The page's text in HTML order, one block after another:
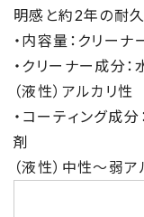
明感と約2年の耐久
・内容量：クリー
・クリーナー成分
（液性）アルカリ性
・コーティング成
剤
（液性）中性～弱ア